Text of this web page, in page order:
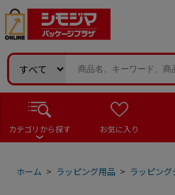
カテゴリから探す お気に入り
ホーム > ラッピング用品 > ラッピング